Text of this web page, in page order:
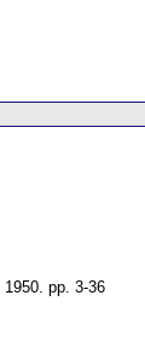
pp. 3-36